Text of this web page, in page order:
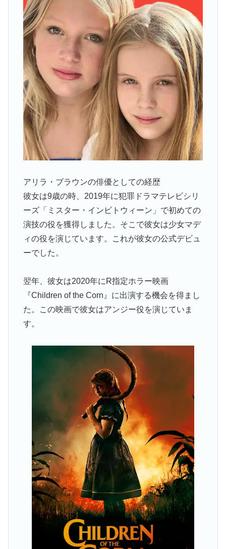
アリラ・ブラウンの俳優としての経歴
彼女は9歳の時、2019年に犯罪ドラマテレビシリ
ーズ「ミスター・インビトウィーン」で初めての
演技の役を獲得しました。そこで彼女は少女マデ
ィの役を演じています。これが彼女の公式デビュ
ーでした。
翌年、彼女は2020年にR指定ホラー映画
『Children of the Corn』に出演する機会を得まし
た。この映画で彼女はアンジー役を演じていま
す。